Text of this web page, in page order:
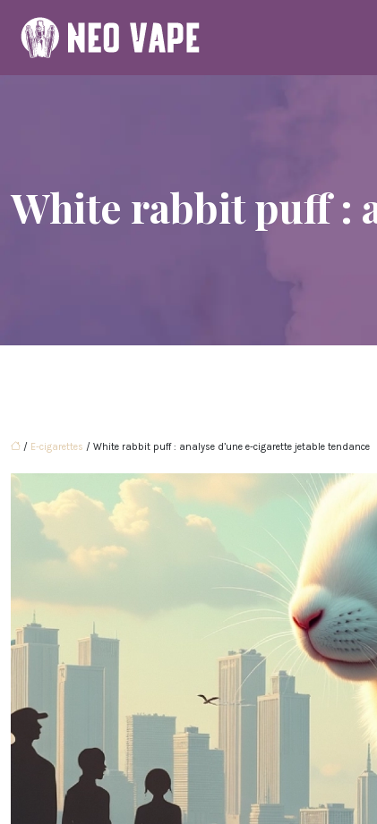
White rabbit puff :
/ E-cigarettes / White rabbit puff : analyse d’une e-cigarette jetable tendance